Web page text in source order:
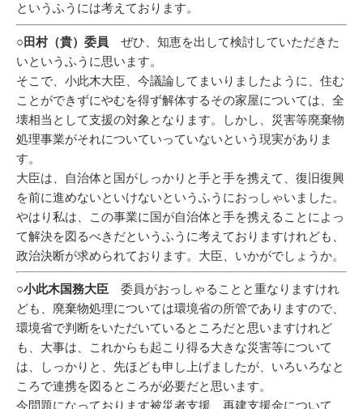
というふうには考えております。
○田村（貴）委員 ぜひ、知恵を出して検討していただきた
いというふうに思います。
そこで、小此木大臣、今議論してまいりましたように、住む
ことができずにやむを得ず解体するその家屋については、全
壊相当として支援の対象となります。しかし、災害等廃棄物
処理事業がそれについていっていないという現実がありま
す。
大臣は、自治体と国がしっかりと手と手を携えて、復旧復興
を前に進めないといけないというふうにおっしゃいました。
やはり私は、この事業に国が自治体と手を携えることによっ
て解決を図るべきだというふうに考えておりますけれども、
政治決断が求められております。大臣、いかがでしょうか。
○小此木国務大臣 委員がおっしゃることと重なりますけれ
ども、廃棄物処理については環境省の所管でありますので、
環境省で判断をいただいているところだと思いますけれど
も、大事は、これからも起こり得る大きな災害等について
は、しっかりと、先ほども申し上げましたが、いろいろなと
ころで連携を図るところが必要だと思います。
今問題になっております被災者支援、再建支援金について